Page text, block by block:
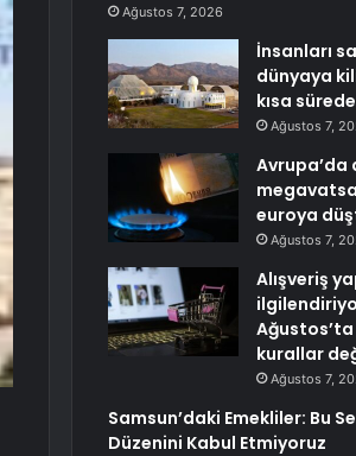
Ağustos 7, 2026
İnsanları
dünyaya
kısa
Ağustos 7,
Avrupa’da
euroya
Ağustos 7,
Alışveriş
kurallar
Ağustos 7,
Samsun’daki Emekliler: Bu
Düzenini Kabul Etmiyoruz